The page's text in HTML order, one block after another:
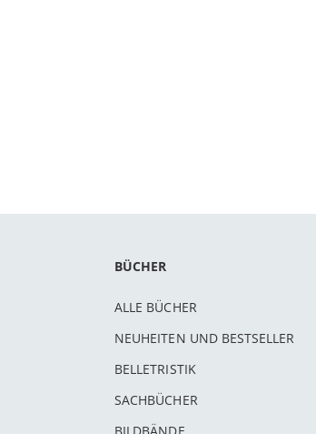
BÜCHER
ALLE BÜCHER
NEUHEITEN UND BESTSELLER
BELLETRISTIK
SACHBÜCHER